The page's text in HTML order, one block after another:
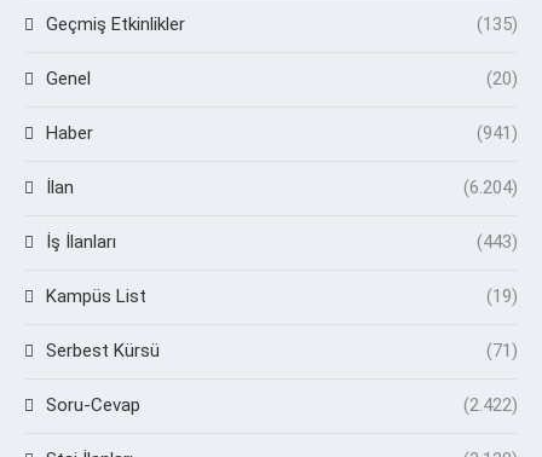
Geçmiş Etkinlikler (135)
Genel (20)
Haber (941)
İlan (6.204)
İş İlanları (443)
Kampüs List (19)
Serbest Kürsü (71)
Soru-Cevap (2.422)